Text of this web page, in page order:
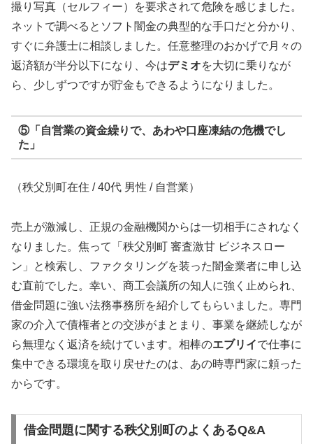
撮り写真（セルフィー）を要求されて危険を感じました。
ネットで調べるとソフト闇金の典型的な手口だと分かり、
すぐに弁護士に相談しました。任意整理のおかげで月々の
返済額が半分以下になり、今はデミオを大切に乗りなが
ら、少しずつですが貯金もできるようになりました。
⑤「自営業の資金繰りで、あわや口座凍結の危機でし
た」
（秩父別町在住 / 40代 男性 / 自営業）
売上が激減し、正規の金融機関からは一切相手にされなく
なりました。焦って「秩父別町 審査激甘 ビジネスロー
ン」と検索し、ファクタリングを装った闇金業者に申し込
む直前でした。幸い、商工会議所の知人に強く止められ、
借金問題に強い法務事務所を紹介してもらいました。専門
家の介入で債権者との交渉がまとまり、事業を継続しなが
ら無理なく返済を続けています。相棒のエブリイで仕事に
集中できる環境を取り戻せたのは、あの時専門家に頼った
からです。
借金問題に関する秩父別町のよくあるQ&A